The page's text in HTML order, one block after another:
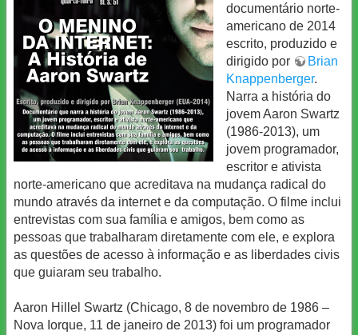
documentário norte-
americano de 2014
escrito, produzido e
dirigido por
Brian
Knappenberger.
Narra a história do
jovem Aaron Swartz
(1986-2013), um
jovem programador,
escritor e ativista
norte-americano que acreditava na mudança radical do
mundo através da internet e da computação. O filme inclui
entrevistas com sua família e amigos, bem como as
pessoas que trabalharam diretamente com ele, e explora
as questões de acesso à informação e as liberdades civis
que guiaram seu trabalho.
Aaron Hillel Swartz (Chicago, 8 de novembro de 1986 –
Nova Iorque, 11 de janeiro de 2013) foi um programador